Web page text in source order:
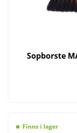
Sopborste
Finns i lager